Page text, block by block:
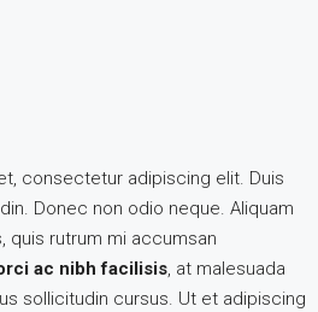
consectetur adipiscing elit. Duis
Donec non odio neque. Aliquam
quis rutrum mi accumsan
ac nibh facilisis, at malesuada
sollicitudin cursus. Ut et adipiscing